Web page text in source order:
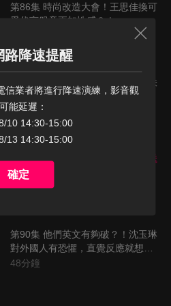
第86集 時尚改造大會！王思佳換可
愛代言服竟更加性感？！
第88集 麻辣美食大公開！上等美味
黃鐙輝辣到嘴破也甘願！
48分鐘
第89集 老公送的怪禮物！王中平送
禮太奇葩，竟沒人想起標？！
48分鐘
第90集 他們英文有夠破？！沈玉琳
對外國人有恐懼，直覺反應就想
跑？！
48分鐘
路降速提醒
信業者將進行降速演練，影音觀
能延遲：
10 14:30-15:00
13 14:30-15:00
確定